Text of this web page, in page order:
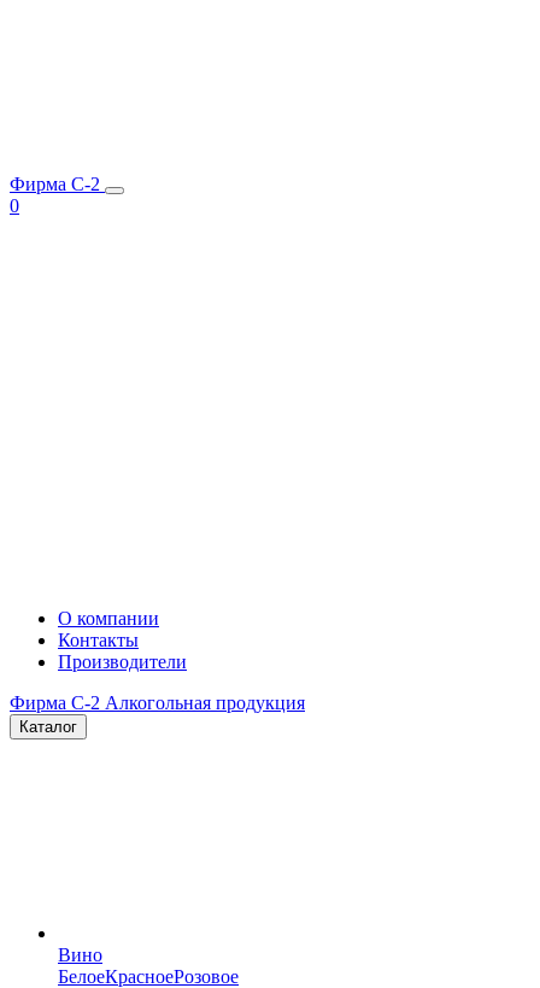
Фирма C-2
0
О компании
Контакты
Производители
Фирма C-2 Алкогольная продукция
Каталог
Вино
БелоеКрасноеРозовое